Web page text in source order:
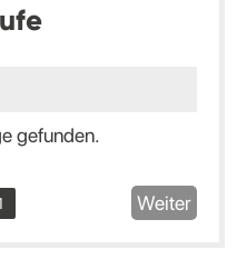
gefunden.
Weiter